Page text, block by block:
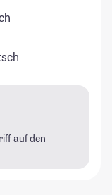
auf den